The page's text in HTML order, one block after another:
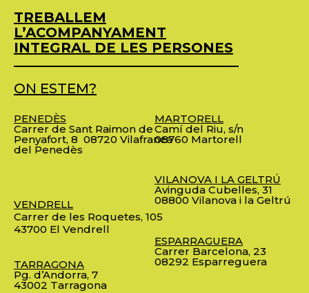
TREBALLEM
L’ACOMPANYAMENT
INTEGRAL DE LES PERSONES
ON ESTEM?
PENEDÈS
Carrer de Sant Raimon de
Penyafort, 8 08720 Vilafranca
del Penedès
VENDRELL
Carrer de les Roquetes, 105
43700 El Vendrell
TARRAGONA
Pg. d’Andorra, 7
43002 Tarragona
MARTORELL
Camí del Riu, s/n
08760 Martorell
VILANOVA I LA GELTRÚ
Avinguda Cubelles, 31
08800 Vilanova i la Geltrú
ESPARRAGUERA
Carrer Barcelona, 23
08292 Esparreguera